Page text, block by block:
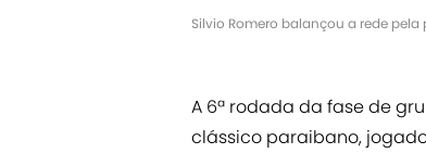
Silvio Romero balançou a rede pela
A 6ª rodada da fase de
clássico paraibano,